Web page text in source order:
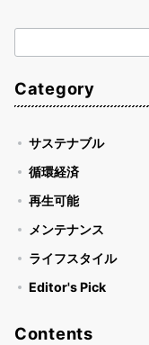
索
Category
サステナブル
循環経済
再生可能
メンテナンス
ライフスタイル
Editor's Pick
Contents